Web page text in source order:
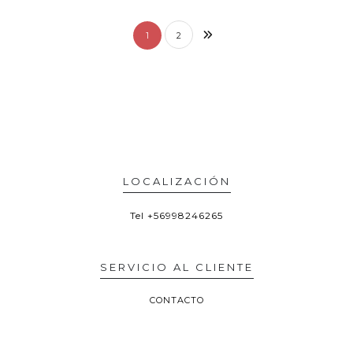
1 2
LOCALIZACIÓN
Tel +56998246265
SERVICIO AL CLIENTE
CONTACTO